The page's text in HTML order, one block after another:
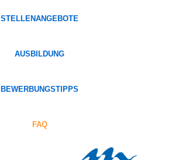
STELLENANGEBOTE
AUSBILDUNG
BEWERBUNGSTIPPS
FAQ